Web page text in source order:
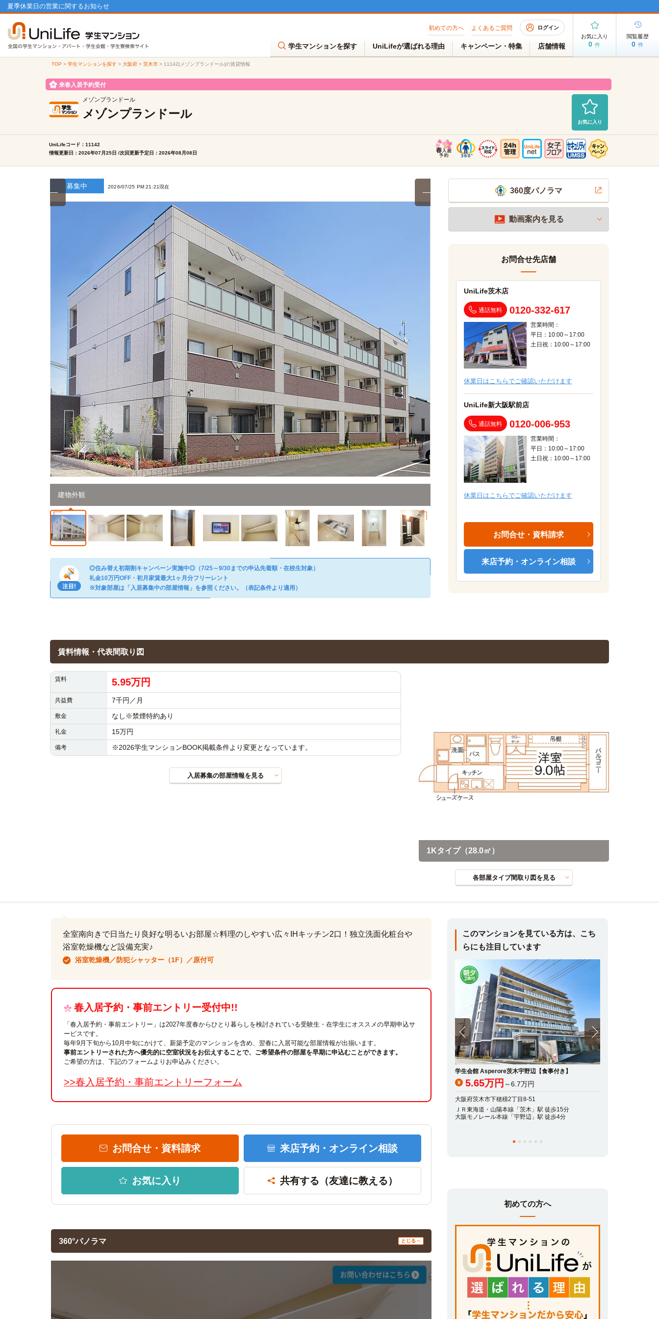
夏季休業日の営業に関するお知らせ
初めての方へ よくあるご質問 ログイン
学生マンションを探す UniLifeが選ばれる理由 キャンペーン・特集 店舗情報
お気に入り
0 件
閲覧履歴
0 件
TOP > 学生マンションを探す> 大阪府> 茨木市> 11142(メゾンプランドール)の賃貸情報
来春入居予約受付
メゾンプランドール
メゾンプランドール
お気に入り
UniLifeコード：11142
情報更新日：2026年07月25日 /次回更新予定日：2026年08月08日
募集中 2026/07/25 PM 21:21現在
建物外観
2026/07/25 PM 21:21現在
居室（カーテンは付いておりません）
1/33
◎住み替え初期割キャンペーン実施中◎（7/25～9/30までの申込先着順・在校生対象）
礼金10万円OFF・初月家賃最大1ヶ月分フリーレント
※対象部屋は「入居募集中の部屋情報」を参照ください。（表記条件より適用）
360度パノラマ
動画案内を見る
お問合せ先店舗
UniLife茨木店
通話無料 0120-332-617
営業時間：
平日：10:00～17:00
土日祝：10:00～17:00
休業日はこちらでご確認いただけます
UniLife新大阪駅前店
通話無料 0120-006-953
営業時間：
平日：10:00～17:00
土日祝：10:00～17:00
休業日はこちらでご確認いただけます
お問合せ・資料請求
来店予約・オンライン相談
賃料情報・代表間取り図
賃料 5.95万円
共益費 7千円／月
敷金 なし※禁煙特約あり
礼金 15万円
備考 ※2026学生マンションBOOK掲載条件より変更となっています。
入居募集の部屋情報を見る
1Kタイプ（28.0㎡）
各部屋タイプ間取り図を見る
全室南向きで日当たり良好な明るいお部屋☆料理のしやすい広々IHキッチン2口！独立洗面化粧台や
浴室乾燥機など設備充実♪
浴室乾燥機／防犯シャッター（1F）／原付可
春入居予約・事前エントリー受付中!!
「春入居予約・事前エントリー」は2027年度春からひとり暮らしを検討されている受験生・在学生にオススメの早期申込サ
ービスです。
毎年9月下旬から10月中旬にかけて、新築予定のマンションを含め、翌春に入居可能な部屋情報が出揃います。
事前エントリーされた方へ優先的に空室状況をお伝えすることで、ご希望条件の部屋を早期に申込むことができます。
ご希望の方は、下記のフォームよりお申込みください。
>>春入居予約・事前エントリーフォーム
お問合せ・資料請求 来店予約・ オンライン相談
お気に入り 共有する （友達に教える）
360°パノラマ とじる
このマンションを見ている方は、こち
らにも注目しています
学生会館 Asperore茨木宇野辺【食事付き】
5.65万円 ～6.7万円
大阪府茨木市下穂積2丁目8-51
ＪＲ東海道・山陽本線「茨木」駅 徒歩15分
大阪モノレール本線「宇野辺」駅 徒歩4分
初めての方へ